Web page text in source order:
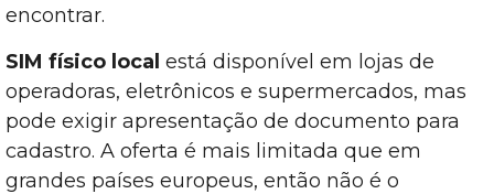
encontrar.
SIM físico local está disponível em lojas de
operadoras, eletrônicos e supermercados, mas
pode exigir apresentação de documento para
cadastro. A oferta é mais limitada que em
grandes países europeus, então não é o